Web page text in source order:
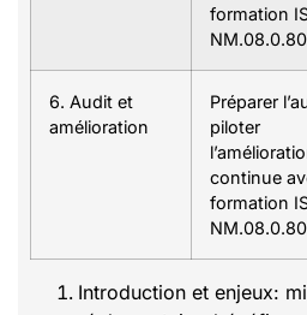
formation
6. Audit et
amélioration
Préparer
piloter
continue
formation
Introduction et enjeux: